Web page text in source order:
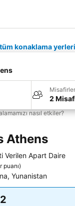
konaklama
2
nasıl etkiler?
Athens
Verilen Apart Daire
puanı)
Yunanistan